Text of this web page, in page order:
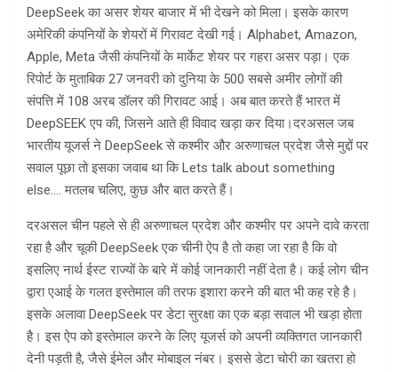
DeepSeek का असर शेयर बाजार में भी देखने को मिला। इसके कारण
अमेरिकी कंपनियों के शेयरों में गिरावट देखी गई। Alphabet, Amazon,
Apple, Meta जैसी कंपनियों के मार्केट शेयर पर गहरा असर पड़ा। एक
रिपोर्ट के मुताबिक 27 जनवरी को दुनिया के 500 सबसे अमीर लोगों की
संपत्ति में 108 अरब डॉलर की गिरावट आई। अब बात करते हैं भारत में
DeepSEEK एप की, जिसने आते ही विवाद खड़ा कर दिया।दरअसल जब
भारतीय यूजर्स ने DeepSeek से कश्मीर और अरुणाचल प्रदेश जैसे मुद्दों पर
सवाल पूछा तो इसका जवाब था कि Lets talk about something
else…. मतलब चलिए, कुछ और बात करते हैं।
दरअसल चीन पहले से ही अरुणाचल प्रदेश और कश्मीर पर अपने दावे करता
रहा है और चूकी DeepSeek एक चीनी ऐप है तो कहा जा रहा है कि वो
इसलिए नार्थ ईस्ट राज्यों के बारे में कोई जानकारी नहीं देता है। कई लोग चीन
द्वारा एआई के गलत इस्तेमाल की तरफ इशारा करने की बात भी कह रहे है।
इसके अलावा DeepSeek पर डेटा सुरक्षा का एक बड़ा सवाल भी खड़ा होता
है। इस ऐप को इस्तेमाल करने के लिए यूजर्स को अपनी व्यक्तिगत जानकारी
देनी पड़ती है, जैसे ईमेल और मोबाइल नंबर। इससे डेटा चोरी का खतरा हो